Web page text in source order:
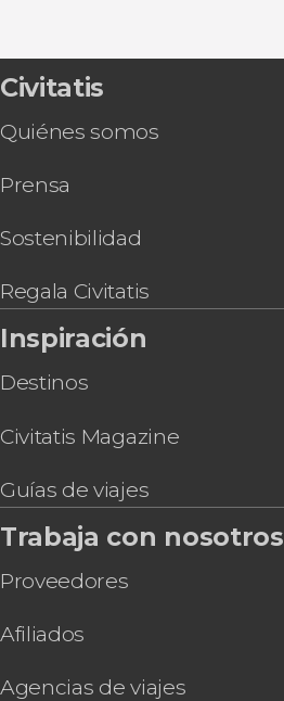
Civitatis
Quiénes somos
Prensa
Sostenibilidad
Regala Civitatis
Inspiración
Destinos
Civitatis Magazine
Guías de viajes
Trabaja con nosotros
Proveedores
Afiliados
Agencias de viajes